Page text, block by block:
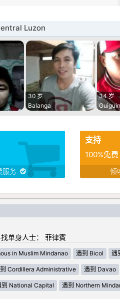
Luzon
30 岁
Balanga
34 岁
服务
支持
100%免费
倾
单身人士： 菲律賓
in Muslim Mindanao 遇到 Bicol 遇
Cordillera Administrative 遇到 Davao
到 National Capital 遇到 Northern